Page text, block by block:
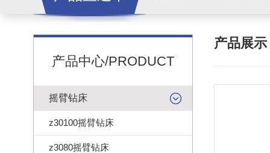
产品中心/PRODUCT
摇臂钻床
z30100摇臂钻床
z3080摇臂钻床
产品展示